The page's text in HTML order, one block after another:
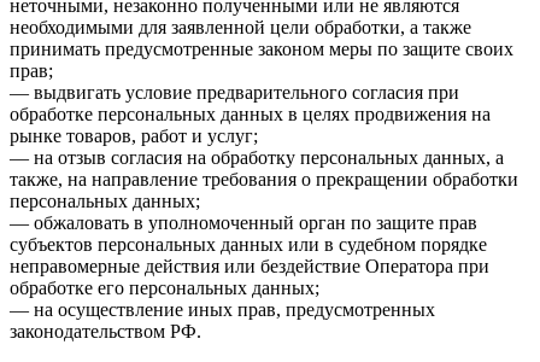
неточными, незаконно полученными или не являются
необходимыми для заявленной цели обработки, а также
принимать предусмотренные законом меры по защите своих
прав;
— выдвигать условие предварительного согласия при
обработке персональных данных в целях продвижения на
рынке товаров, работ и услуг;
— на отзыв согласия на обработку персональных данных, а
также, на направление требования о прекращении обработки
персональных данных;
— обжаловать в уполномоченный орган по защите прав
субъектов персональных данных или в судебном порядке
неправомерные действия или бездействие Оператора при
обработке его персональных данных;
— на осуществление иных прав, предусмотренных
законодательством РФ.